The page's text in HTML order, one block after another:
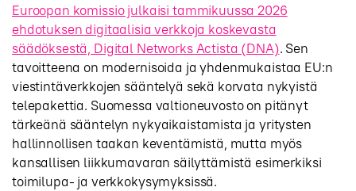
Euroopan komissio julkaisi tammikuussa 2026
ehdotuksen digitaalisia verkkoja koskevasta
säädöksestä, Digital Networks Actista (DNA). Sen
tavoitteena on modernisoida ja yhdenmukaistaa EU:n
viestintäverkkojen sääntelyä sekä korvata nykyistä
telepakettia. Suomessa valtioneuvosto on pitänyt
tärkeänä sääntelyn nykyaikaistamista ja yritysten
hallinnollisen taakan keventämistä, mutta myös
kansallisen liikkumavaran säilyttämistä esimerkiksi
toimilupa- ja verkkokysymyksissä.